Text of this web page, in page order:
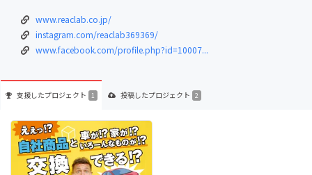
www.reaclab.co.jp/
instagram.com/reaclab369369/
www.facebook.com/profile.php?id=10007...
支援したプロジェクト 1 投稿したプロジェクト 2